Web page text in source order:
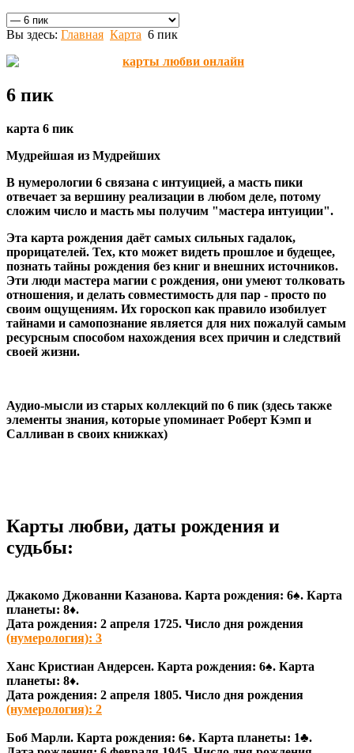
Вы здесь: Главная Карта 6 пик
6 пик
карта 6 пик
Мудрейшая из Мудрейших
В нумерологии 6 связана с интуицией, а масть пики
отвечает за вершину реализации в любом деле, потому
сложим число и масть мы получим "мастера интуиции".
Эта карта рождения даёт самых сильных гадалок,
прорицателей. Тех, кто может видеть прошлое и будещее,
познать тайны рождения без книг и внешних источников.
Эти люди мастера магии с рождения, они умеют толковать
отношения, и делать совместимость для пар - просто по
своим ощущениям. Их гороскоп как правило изобилует
тайнами и самопознание является для них пожалуй самым
ресурсным способом нахождения всех причин и следствий
своей жизни.
Аудио-мысли из старых коллекций по 6 пик (здесь также
элементы знания, которые упоминает Роберт Кэмп и
Салливан в своих книжках)
Карты любви, даты рождения и
судьбы:
Джакомо Джованни Казанова. Карта рождения: 6♠. Карта
планеты: 8♦.
Дата рождения: 2 апреля 1725. Число дня рождения
(нумерология): 3
Ханс Кристиан Андерсен. Карта рождения: 6♠. Карта
планеты: 8♦.
Дата рождения: 2 апреля 1805. Число дня рождения
(нумерология): 2
Боб Марли. Карта рождения: 6♠. Карта планеты: 1♣.